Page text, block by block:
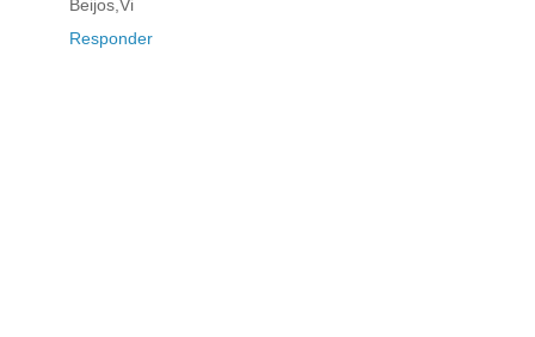
Beijos,Vi
Responder